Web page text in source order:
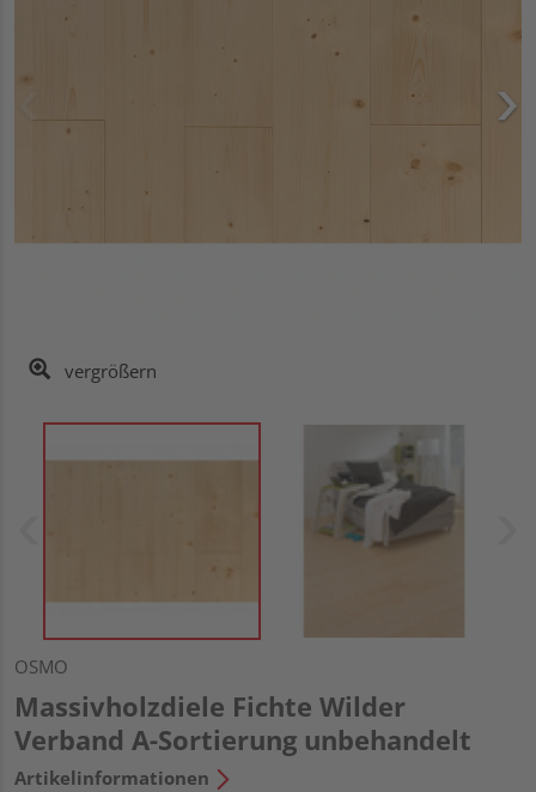
vergrößern
OSMO
Massivholzdiele Fichte Wilder
Verband A-Sortierung unbehandelt
Artikelinformationen